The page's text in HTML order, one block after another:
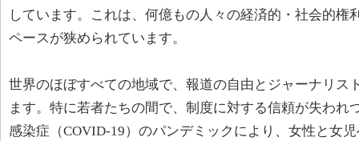
しています。これは、何億もの人々の経済的・社会的権
ペースが狭められています。
世界のほぼすべての地域で、報道の自由とジャーナリス
ます。特に若者たちの間で、制度に対する信頼が失われ
感染症（COVID-19）のパンデミックにより、女性と女